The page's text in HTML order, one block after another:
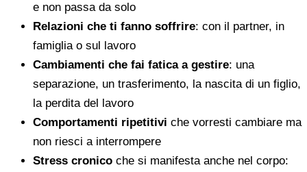
e non passa da solo
Relazioni che ti fanno soffrire: con il partner, in
famiglia o sul lavoro
Cambiamenti che fai fatica a gestire: una
separazione, un trasferimento, la nascita di un figlio,
la perdita del lavoro
Comportamenti ripetitivi che vorresti cambiare ma
non riesci a interrompere
Stress cronico che si manifesta anche nel corpo: